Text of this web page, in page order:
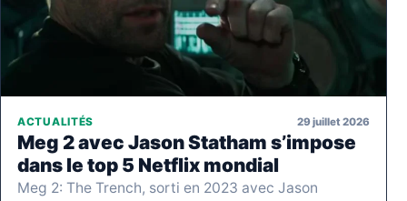
ACTUALITÉS 29 juillet 2026
Meg 2 avec Jason Statham s’impose
dans le top 5 Netflix mondial
Meg 2: The Trench, sorti en 2023 avec Jason